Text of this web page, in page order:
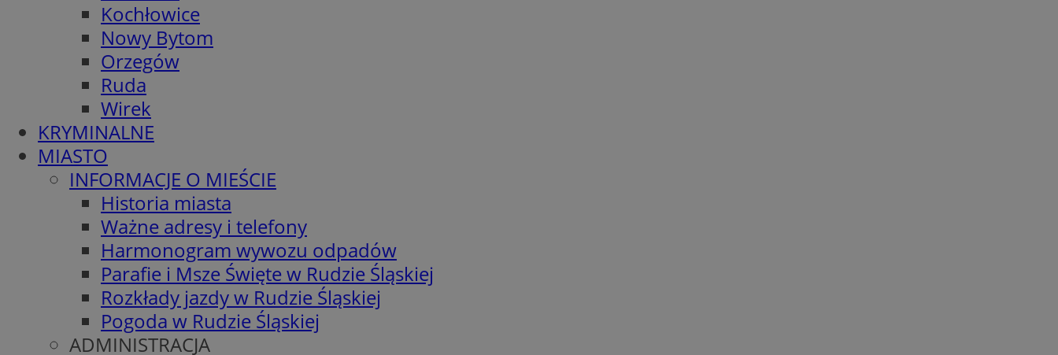
Kochłowice
Nowy Bytom
Orzegów
Ruda
Wirek
KRYMINALNE
MIASTO
INFORMACJE O MIEŚCIE
Historia miasta
Ważne adresy i telefony
Harmonogram wywozu odpadów
Parafie i Msze Święte w Rudzie Śląskiej
Rozkłady jazdy w Rudzie Śląskiej
Pogoda w Rudzie Śląskiej
ADMINISTRACJA